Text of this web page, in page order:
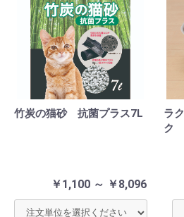
竹炭の猫砂 抗菌プラス7L
￥1,100 ～ ￥8,096
ラ
ク